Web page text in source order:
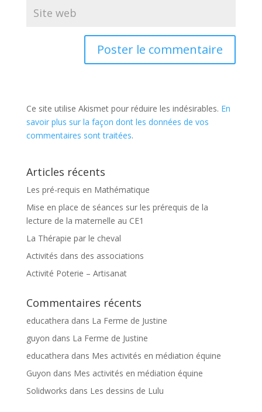
Ce site utilise Akismet pour réduire les indésirables. En
savoir plus sur la façon dont les données de vos
commentaires sont traitées.
Articles récents
Les pré-requis en Mathématique
Mise en place de séances sur les prérequis de la
lecture de la maternelle au CE1
La Thérapie par le cheval
Activités dans des associations
Activité Poterie – Artisanat
Commentaires récents
educathera dans La Ferme de Justine
guyon dans La Ferme de Justine
educathera dans Mes activités en médiation équine
Guyon dans Mes activités en médiation équine
Solidworks dans Les dessins de Lulu